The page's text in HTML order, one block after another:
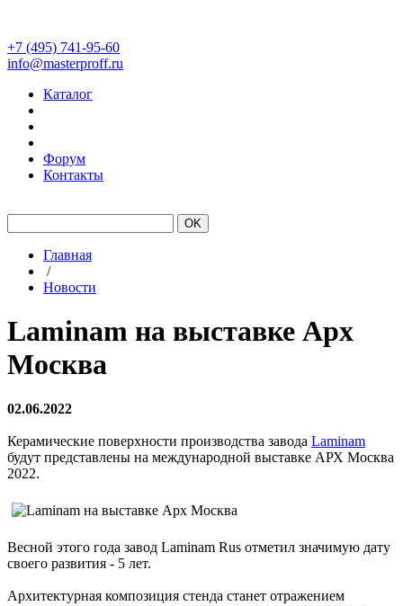
+7 (495) 741-95-60
info@masterproff.ru
Каталог
Форум
Контакты
Главная
/
Новости
Laminam на выставке Арх
Москва
02.06.2022
Керамические поверхности производства завода Laminam
будут представлены на международной выставке АРХ Москва
2022.
Весной этого года завод Laminam Rus отметил значимую дату
своего развития - 5 лет.
Архитектурная композиция стенда станет отражением